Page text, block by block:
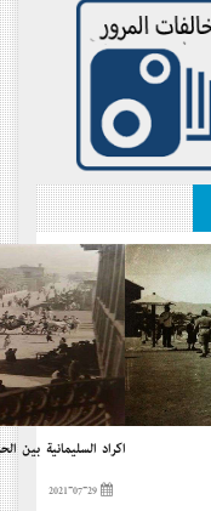
أكراد السليمانية بين